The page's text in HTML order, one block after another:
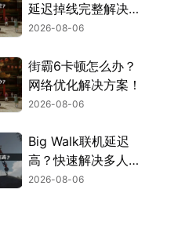
延迟掉线完整解决指
南！
2026-08-06
街霸6卡顿怎么办？
网络优化解决方案！
2026-08-06
Big Walk联机延迟
高？快速解决多人联
机卡顿问题！
2026-08-06